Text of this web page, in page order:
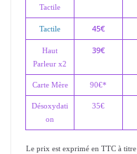
Tactile
Tactile 45€
Haut
Parleur x2
39€
Carte Mère 90€*
Désoxydati
on
35€
Le prix est exprimé en TTC à